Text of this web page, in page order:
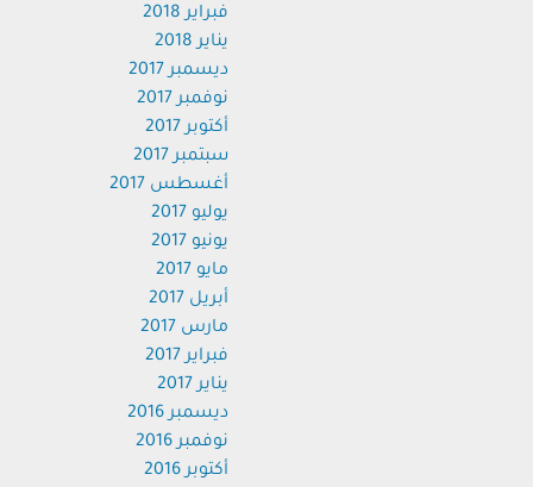
فبراير 2018
يناير 2018
ديسمبر 2017
نوفمبر 2017
أكتوبر 2017
سبتمبر 2017
أغسطس 2017
يوليو 2017
يونيو 2017
مايو 2017
أبريل 2017
مارس 2017
فبراير 2017
يناير 2017
ديسمبر 2016
نوفمبر 2016
أكتوبر 2016